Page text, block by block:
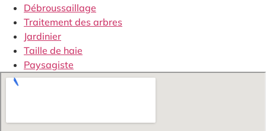
Débroussaillage
Traitement des arbres
Jardinier
Taille de haie
Paysagiste